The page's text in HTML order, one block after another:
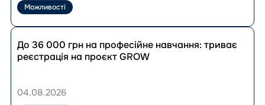
на
навчання
до
33
280
грн:
програмою?
Можливості
Перейти
до
публікації
000
До 36 000 грн на професійне навчання: триває
реєстрація на проєкт GROW
04.08.2026